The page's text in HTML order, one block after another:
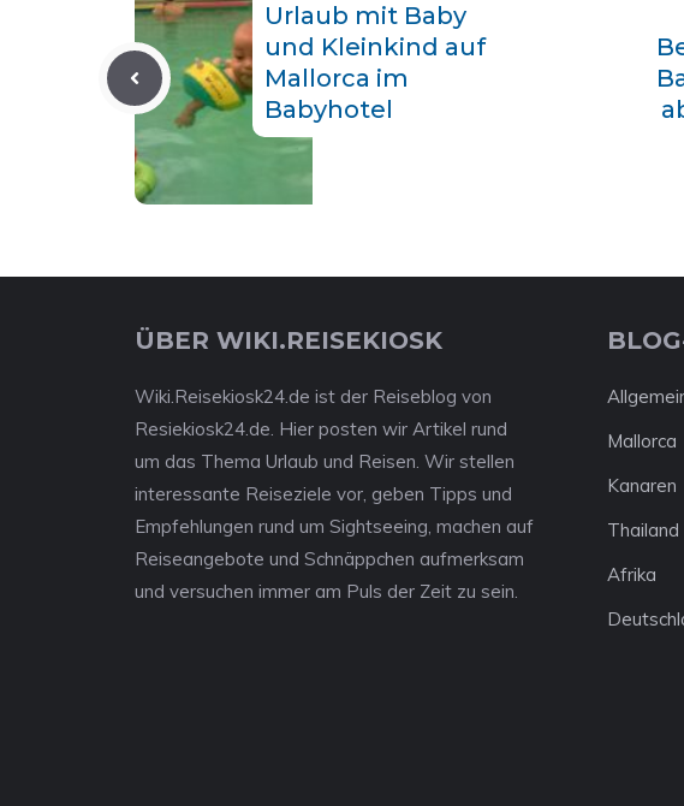
Urlaub mit Baby
und Kleinkind auf
Mallorca im
Babyhotel
ÜBER WIKI.REISEKIOSK
Wiki.Reisekiosk24.de ist der Reiseblog von
Resiekiosk24.de. Hier posten wir Artikel rund
um das Thema Urlaub und Reisen. Wir stellen
interessante Reiseziele vor, geben Tipps und
Empfehlungen rund um Sightseeing, machen auf
Reiseangebote und Schnäppchen aufmerksam
und versuchen immer am Puls der Zeit zu sein.
Mallorca
Kanaren
Thailand
Afrika